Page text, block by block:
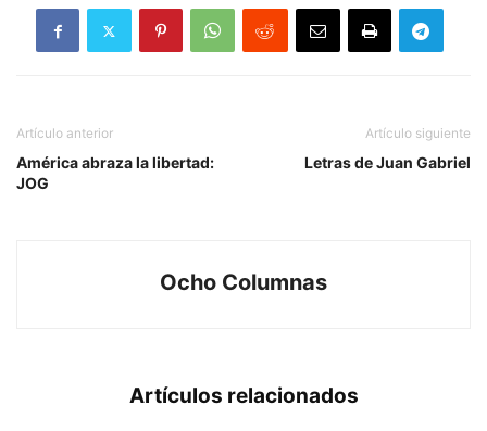
Artículo anterior
América abraza la libertad:
JOG
Artículo siguiente
Letras de Juan Gabriel
Ocho Columnas
Artículos relacionados